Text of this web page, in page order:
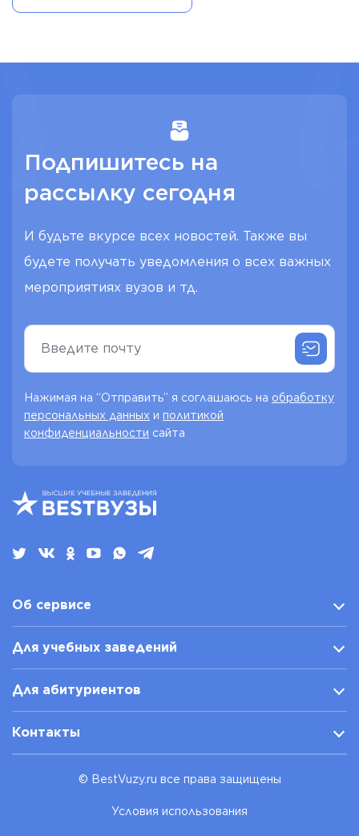
Подпишитесь на
рассылку сегодня
И будьте вкурсе всех новостей. Также вы
будете получать уведомления о всех важных
мероприятиях вузов и тд.
Нажимая на “Отправить” я соглашаюсь на обработку
персональных данных и политикой
конфиденциальности сайта
Об сервисе
Для учебных заведений
Для абитуриентов
Контакты
© BestVuzy.ru все права защищены
Условия использования